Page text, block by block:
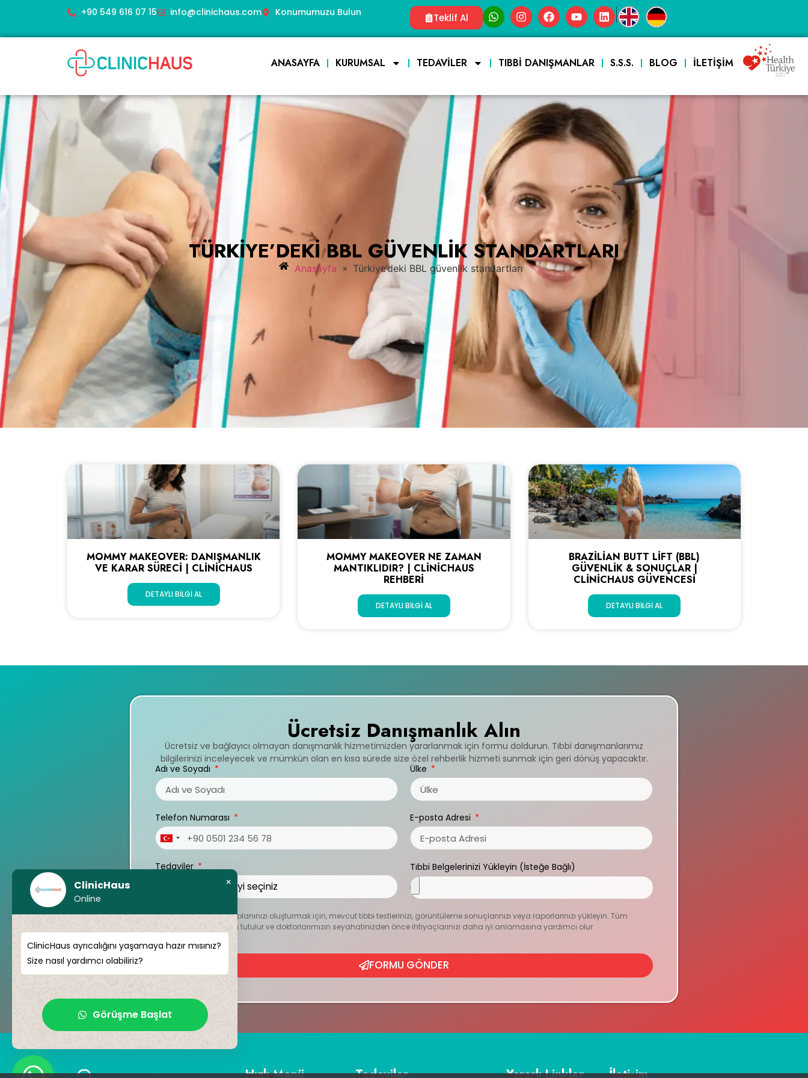
+90 549 616 07 15 info@clinichaus.com Konumumuzu Bulun Teklif Al |
ANASAYFA KURUMSAL TEDAVILER TIBBI DANIŞMANLAR S.S.S. BLOG İLETIŞIM
TÜRKIYE’DEKI BBL GÜVENLIK STANDARTLARI
Anasayfa » Türkiye’deki BBL güvenlik standartları
MOMMY MAKEOVER: DANIŞMANLIK
VE KARAR SÜRECI | CLINICHAUS
DETAYLI BILGI AL
MOMMY MAKEOVER NE ZAMAN
MANTIKLIDIR? | CLINICHAUS
REHBERI
DETAYLI BILGI AL
BRAZILIAN BUTT LIFT (BBL)
GÜVENLIK & SONUÇLAR |
CLINICHAUS GÜVENCESI
DETAYLI BILGI AL
Ücretsiz Danışmanlık Alın
Ücretsiz ve bağlayıcı olmayan danışmanlık hizmetimizden yararlanmak için formu doldurun. Tıbbi danışmanlarımız
bilgilerinizi inceleyecek ve mümkün olan en kısa sürede size özel rehberlik hizmeti sunmak için geri dönüş yapacaktır.
Adı ve Soyadı
Ülke
Telefon Numarası
Turkey
E-posta Adresi
Tedaviler Tıbbi Belgelerinizi Yükleyin (İsteğe Bağlı)
Kişiselleştirilmiş tedavi planınızı oluşturmak için, mevcut tıbbi testlerinizi, görüntüleme sonuçlarınızı veya raporlarınızı yükleyin. Tüm
dosyalar kesinlikle gizli tutulur ve doktorlarımızın seyahatinizden önce ihtiyaçlarınızı daha iyi anlamasına yardımcı olur.
FORMU GÖNDER
Hızlı Menü Tedaviler Yararlı Linkler İletişim
ClinicHaus
Online
×
ClinicHaus ayrıcalığını yaşamaya hazır mısınız?
Size nasıl yardımcı olabiliriz?
Görüşme Başlat